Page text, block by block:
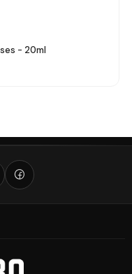
- 20ml